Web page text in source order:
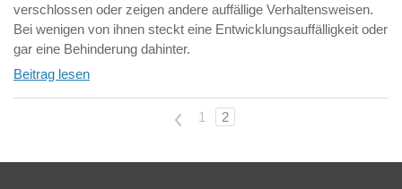
verschlossen oder zeigen andere auffällige Verhaltensweisen.
Bei wenigen von ihnen steckt eine Entwicklungsauffälligkeit oder
gar eine Behinderung dahinter.
Beitrag lesen
< 1 2